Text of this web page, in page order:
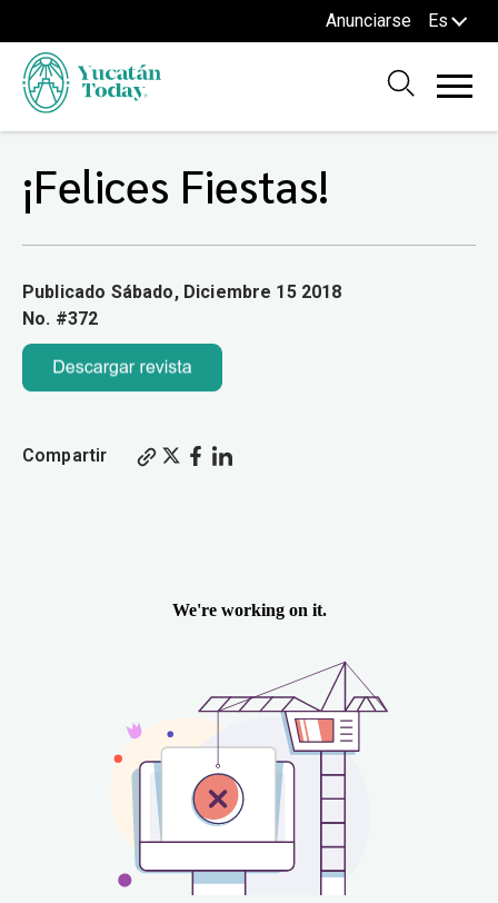
Anunciarse Es
¡Felices Fiestas!
Publicado Sábado, Diciembre 15 2018
No. #372
Compartir